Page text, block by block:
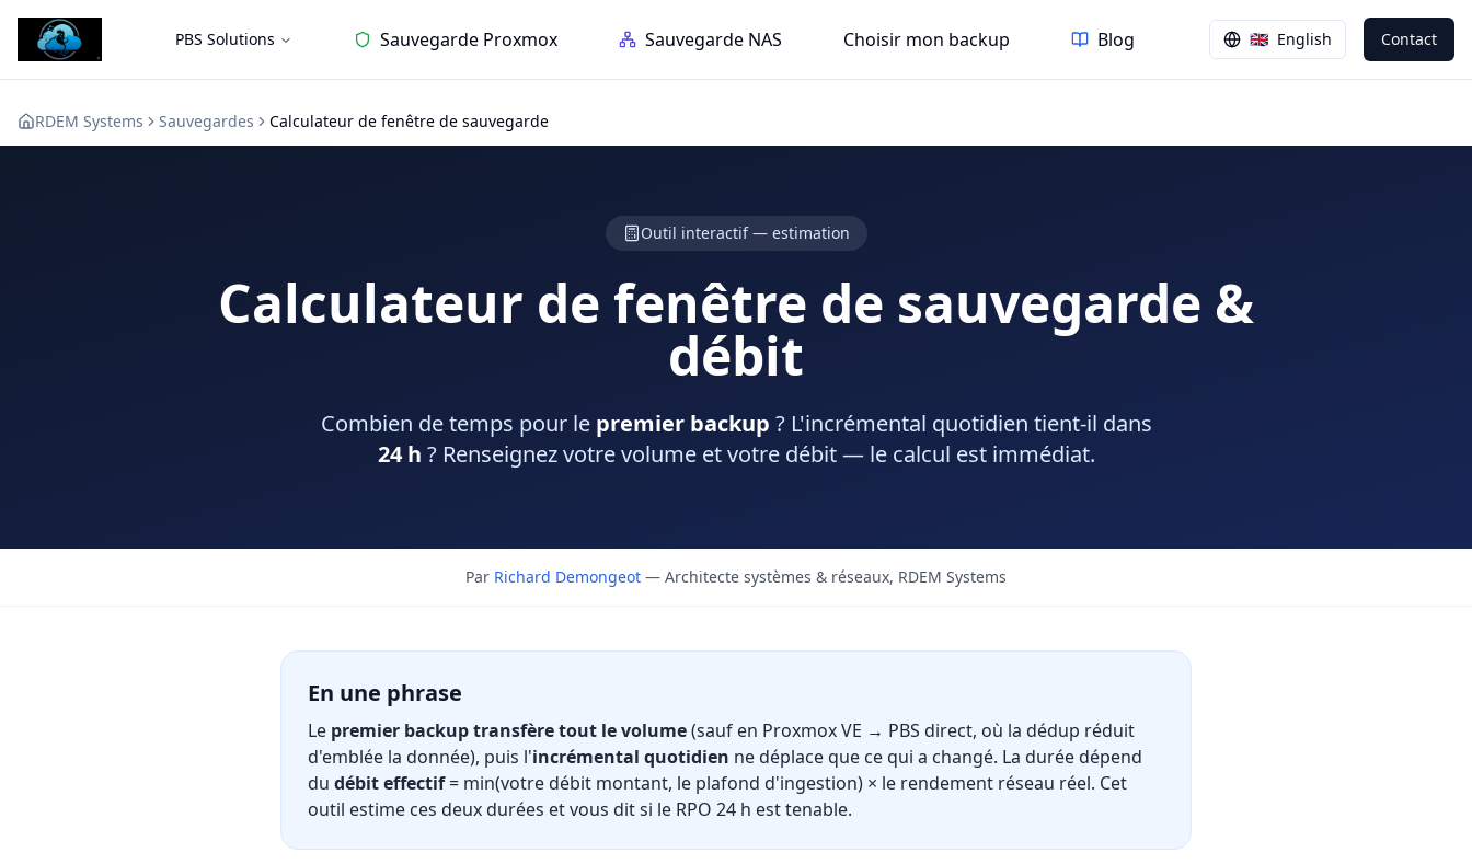
PBS Solutions Sauvegarde Proxmox Sauvegarde NAS Choisir mon backup Blog 🇬🇧 English Contact
RDEM Systems Sauvegardes Calculateur de fenêtre de sauvegarde
Outil interactif — estimation
Calculateur de fenêtre de sauvegarde &
débit
Combien de temps pour le premier backup ? L'incrémental quotidien tient-il dans
24 h ? Renseignez votre volume et votre débit — le calcul est immédiat.
Par Richard Demongeot — Architecte systèmes & réseaux, RDEM Systems
En une phrase
Le premier backup transfère tout le volume(sauf en Proxmox VE → PBS direct, où la dédup réduit
d'emblée la donnée), puis l'incrémental quotidien ne déplace que ce qui a changé. La durée dépend
du débit effectif= min(votre débit montant, le plafond d'ingestion) × le rendement réseau réel. Cet
outil estime ces deux durées et vous dit si le RPO 24 h est tenable.